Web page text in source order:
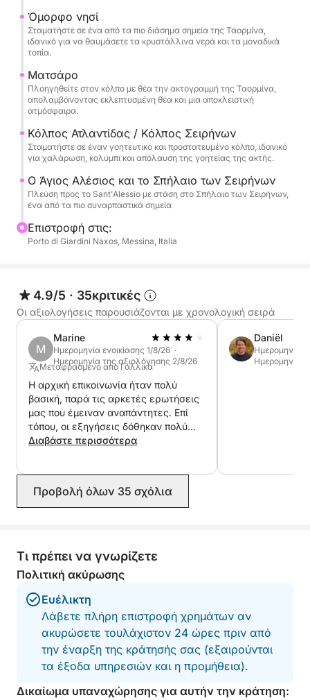
εκλεπτυσμένη γωνιά όπου η φύση συνδυάζεται με
την κομψότητα του κόλπου. Τα καθαρά νερά και το
απομονωμένο περιβάλλον κάνουν αυτή τη στάση
ιδιαίτερα υποβλητική κατά τη διάρκεια της ημέρας.
Τέλος, φτάνουμε στο Sant'Alessio, περνώντας από
σε γοητεία και ατμόσφαιρα. Η εκδρομή
περιλαμβάνει στάσεις για κολύμπι, χαλάρωση και
από μια ολόκληρη μέρα αφιερωμένη στην
ανακάλυψη της πιο όμορφης θάλασσας στις ακτές
της Ταορμίνα.
Όμορφο νησί
Σταματήστε σε ένα από τα πιο διάσημα σημεία της Ταορμίνα,
ιδανικό για να θαυμάσετε τα κρυστάλλινα νερά και τα μοναδικά
τοπία.
Ματσάρο
Πλοηγηθείτε στον κόλπο με θέα την ακτογραμμή της Ταορμίνα,
απολαμβάνοντας εκλεπτυσμένη θέα και μια αποκλειστική
ατμόσφαιρα.
Κόλπος Ατλαντίδας / Κόλπος Σειρήνων
Σταματήστε σε έναν γοητευτικό και προστατευμένο κόλπο, ιδανικό
για χαλάρωση, κολύμπι και απόλαυση της γοητείας της ακτής.
Ο Άγιος Αλέσιος και το Σπήλαιο των Σειρήνων
Πλεύση προς το Sant'Alessio με στάση στο Σπήλαιο των Σειρήνων,
ένα από τα πιο συναρπαστικά σημεία
Επιστροφή στις:
Porto di Giardini Naxos, Messina, Italia
4.9/5 · 35κριτικές
Οι αξιολογήσεις παρουσιάζονται με χρονολογική σειρά
M
Marine
Ημερομηνία ενοικίασης 1/8/26 ·
Ημερομηνία της αξιολόγησης 2/8/26
Μεταφρασμένο από Γαλλικά
Η αρχική επικοινωνία ήταν πολύ
βασική, παρά τις αρκετές ερωτήσεις
μας που έμειναν αναπάντητες. Επί
τόπου, οι εξηγήσεις δόθηκαν πολύ
γρήγορα, χωρίς χρόνο για εξοικείωση
αίτημα πληρωμής δεν αναφέρθηκε
στην καταχώριση, ούτε στην αρχή
απαιτούμενο ποσό σε μετρητά, ούτε
φυσικές πιστωτικές κάρτες, έπρεπε
να κάνουμε μια τραπεζική μεταφορά
τελευταίας στιγμής μέσω μιας
εφαρμογής πληρωμών. Όλα αυτά υπό
το βιαστικό και εκνευρισμένο βλέμμα
των υπαλλήλων. Αφού μας πρότειναν
ότι θα έπρεπε να το είχαμε καθορίσει
εκ των προτέρων για μια ομαλότερη
επιστροφή, δεν μας άφησαν να
ολοκληρώσουμε τις προτάσεις μας
Διαβάστε περισσότερα
Daniël
Ημερομηνία
Ημερομηνία
Προβολή όλων 35 σχόλια
Τι πρέπει να γνωρίζετε
Πολιτική ακύρωσης
Ευέλικτη
Λάβετε πλήρη επιστροφή χρημάτων αν
ακυρώσετε τουλάχιστον 24 ώρες πριν από
την έναρξη της κράτησής σας (εξαιρούνται
τα έξοδα υπηρεσιών και η προμήθεια).
Δικαίωμα υπαναχώρησης για αυτήν την κράτηση: